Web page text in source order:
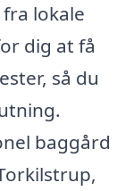
lokale
dig at få
så du
baggård